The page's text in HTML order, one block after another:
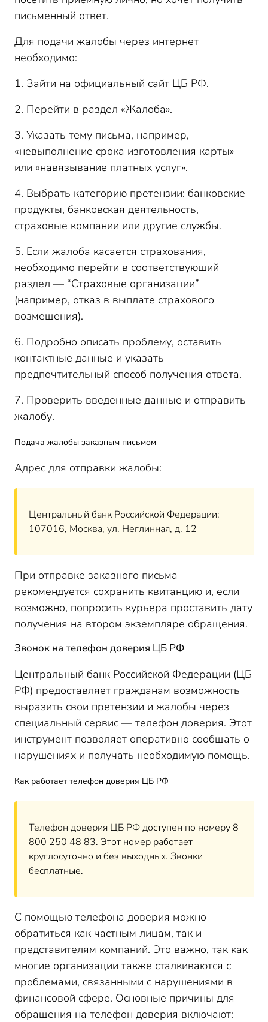
письменный ответ.
Для подачи жалобы через интернет
необходимо:
1. Зайти на официальный сайт ЦБ РФ.
2. Перейти в раздел «Жалоба».
3. Указать тему письма, например,
«невыполнение срока изготовления карты»
или «навязывание платных услуг».
4. Выбрать категорию претензии: банковские
продукты, банковская деятельность,
страховые компании или другие службы.
5. Если жалоба касается страхования,
необходимо перейти в соответствующий
раздел — “Страховые организации”
(например, отказ в выплате страхового
возмещения).
6. Подробно описать проблему, оставить
контактные данные и указать
предпочтительный способ получения ответа.
7. Проверить введенные данные и отправить
жалобу.
Подача жалобы заказным письмом
Адрес для отправки жалобы:
Центральный банк Российской Федерации:
107016, Москва, ул. Неглинная, д. 12
При отправке заказного письма
рекомендуется сохранить квитанцию и, если
возможно, попросить курьера проставить дату
получения на втором экземпляре обращения.
Звонок на телефон доверия ЦБ РФ
Центральный банк Российской Федерации (ЦБ
РФ) предоставляет гражданам возможность
выразить свои претензии и жалобы через
специальный сервис — телефон доверия. Этот
инструмент позволяет оперативно сообщать о
нарушениях и получать необходимую помощь.
Как работает телефон доверия ЦБ РФ
Телефон доверия ЦБ РФ доступен по номеру 8
800 250 48 83. Этот номер работает
круглосуточно и без выходных. Звонки
бесплатные.
С помощью телефона доверия можно
обратиться как частным лицам, так и
представителям компаний. Это важно, так как
многие организации также сталкиваются с
проблемами, связанными с нарушениями в
финансовой сфере. Основные причины для
обращения на телефон доверия включают: